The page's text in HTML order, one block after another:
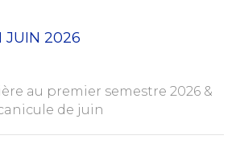
JUIN 2026
au premier semestre 2026 &
de juin